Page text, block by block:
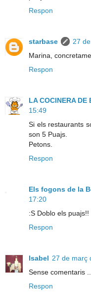
Respon
starbase
27
Marina,
Respon
LA COCINERA DE
15:49
Si els restaurants
son 5 Puajs.
Petons.
Respon
Els fogons de la
17:20
:S Doblo els puajs!!
Respon
Isabel 27 de març
Sense comentaris ...
Respon